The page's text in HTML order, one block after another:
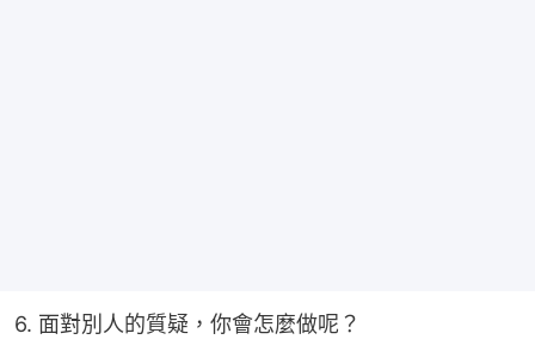
6. 面對別人的質疑，你會怎麼做呢？